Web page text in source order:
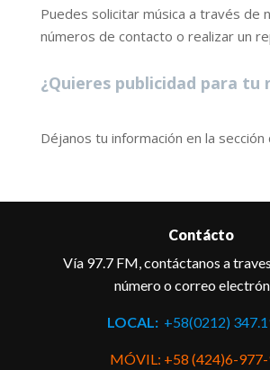
Puedes solicitar música a través de
números de contacto o realizar un
¿Quieres publicidad para tu
Déjanos tu información en la
Contácto
Vía 97.7 FM, contáctanos a
número o correo
LOCAL: +58(0212)
MÓVIL: +58 (424)6-